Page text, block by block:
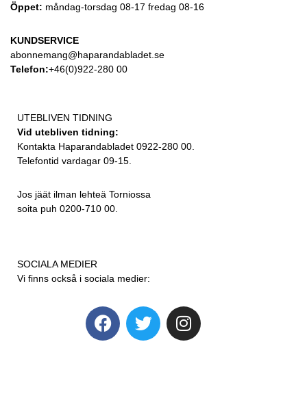
Öppet: måndag-torsdag 08-17 fredag 08-16
KUNDSERVICE
abonnemang@haparandabladet.se
Telefon:+46(0)922-280 00
UTEBLIVEN TIDNING
Vid utebliven tidning:
Kontakta Haparandabladet 0922-280 00.
Telefontid vardagar 09-15.
Jos jäät ilman lehteä Torniossa
soita puh 0200-710 00.
SOCIALA MEDIER
Vi finns också i sociala medier: